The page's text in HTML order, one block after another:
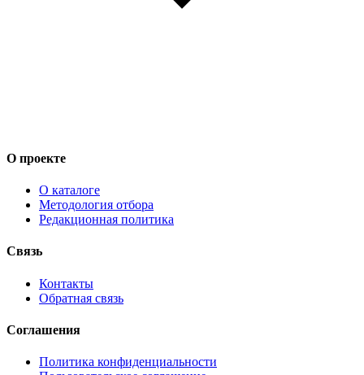
О проекте
О каталоге
Методология отбора
Редакционная политика
Связь
Контакты
Обратная связь
Соглашения
Политика конфиденциальности